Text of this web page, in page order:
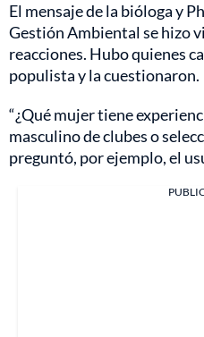
El mensaje de la bióloga y
Gestión Ambiental se hizo
reacciones. Hubo quienes
populista y la cuestionaron.
“¿Qué mujer tiene
masculino de clubes o
preguntó, por ejemplo, el